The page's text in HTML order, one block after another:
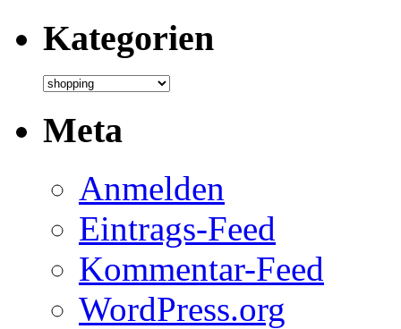
Kategorien
Kategorien
Meta
Anmelden
Eintrags-Feed
Kommentar-Feed
WordPress.org